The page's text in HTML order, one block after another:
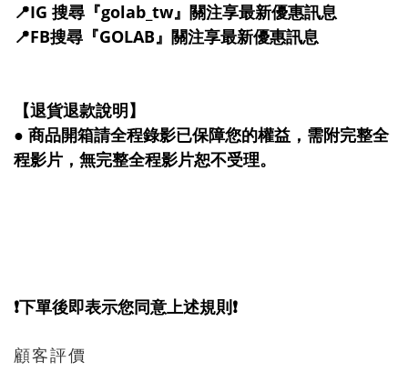
📍IG 搜尋『golab_tw』關注享最新優惠訊息
📍FB搜尋『GOLAB』關注享最新優惠訊息
【退貨退款說明】
● 商品開箱請全程錄影已保障您的權益，需附完整全
程影片，無完整全程影片恕不受理。
❗️下單後即表示您同意上述規則❗️
顧客評價